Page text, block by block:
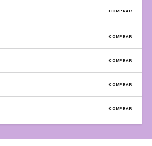
COMPRAR
COMPRAR
COMPRAR
COMPRAR
COMPRAR